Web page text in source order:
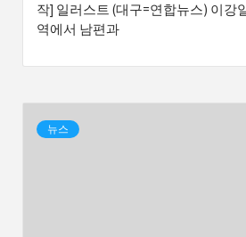
작] 일러스트 (대구=연합뉴스) 이강
역에서 남편과
뉴스